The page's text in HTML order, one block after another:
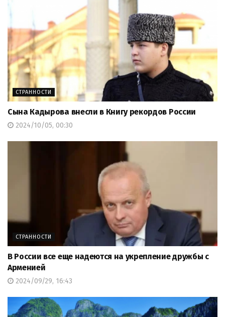
СТРАННОСТИ
Сына Кадырова внесли в Книгу рекордов России
2024/10/05, 00:30
СТРАННОСТИ
В России все еще надеются на укрепление дружбы с
Арменией
2024/09/29, 16:43